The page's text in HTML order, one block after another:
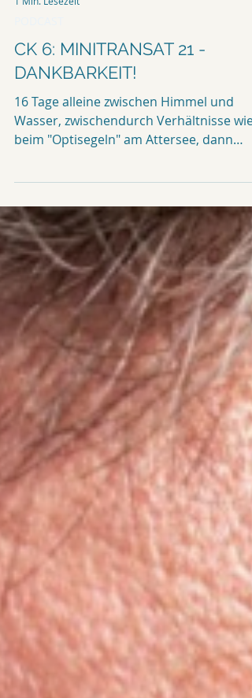
1 Min. Lesezeit
PODCAST
CK 6: MINITRANSAT 21 -
DANKBARKEIT!
16 Tage alleine zwischen Himmel und
beim "Optisegeln" am Attersee, dann
wieder eine Challenge...